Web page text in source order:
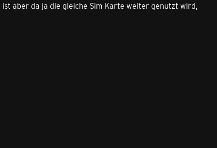
aber da ja die gleiche Sim Karte weiter genutzt wird,